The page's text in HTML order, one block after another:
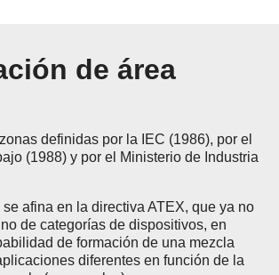
de área
definidas por la IEC (1986), por el
(1988) y por el Ministerio de Industria
afina en la directiva ATEX, que ya no
de categorías de dispositivos, en
de formación de una mezcla
diferentes en función de la